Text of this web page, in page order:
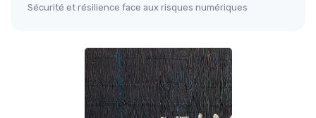
Sécurité et résilience face aux risques numériques